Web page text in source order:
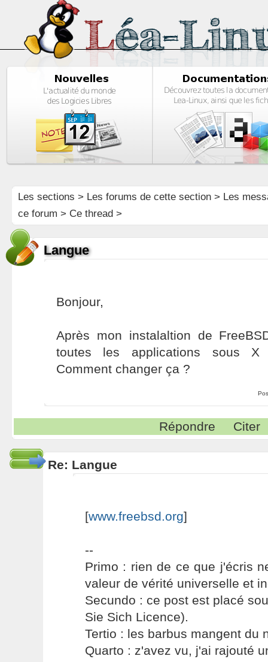
Les sections > Les forums de cette section> Les
ce forum > Ce thread >
Langue
Bonjour,
Après mon instalaltion de
toutes les applications sous X
Comment changer ça ?
Répondre Citer
Re: Langue
[www.freebsd.org]
--
Primo : rien de ce que j'écris
valeur de vérité universelle et
Secundo : ce post est placé
Sie Sich Licence).
Tertio : les barbus mangent du
Quarto : z'avez vu, j'ai rajouté